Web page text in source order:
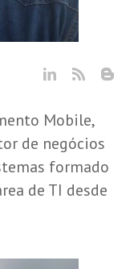
Mobile,
de negócios
formado
de TI desde